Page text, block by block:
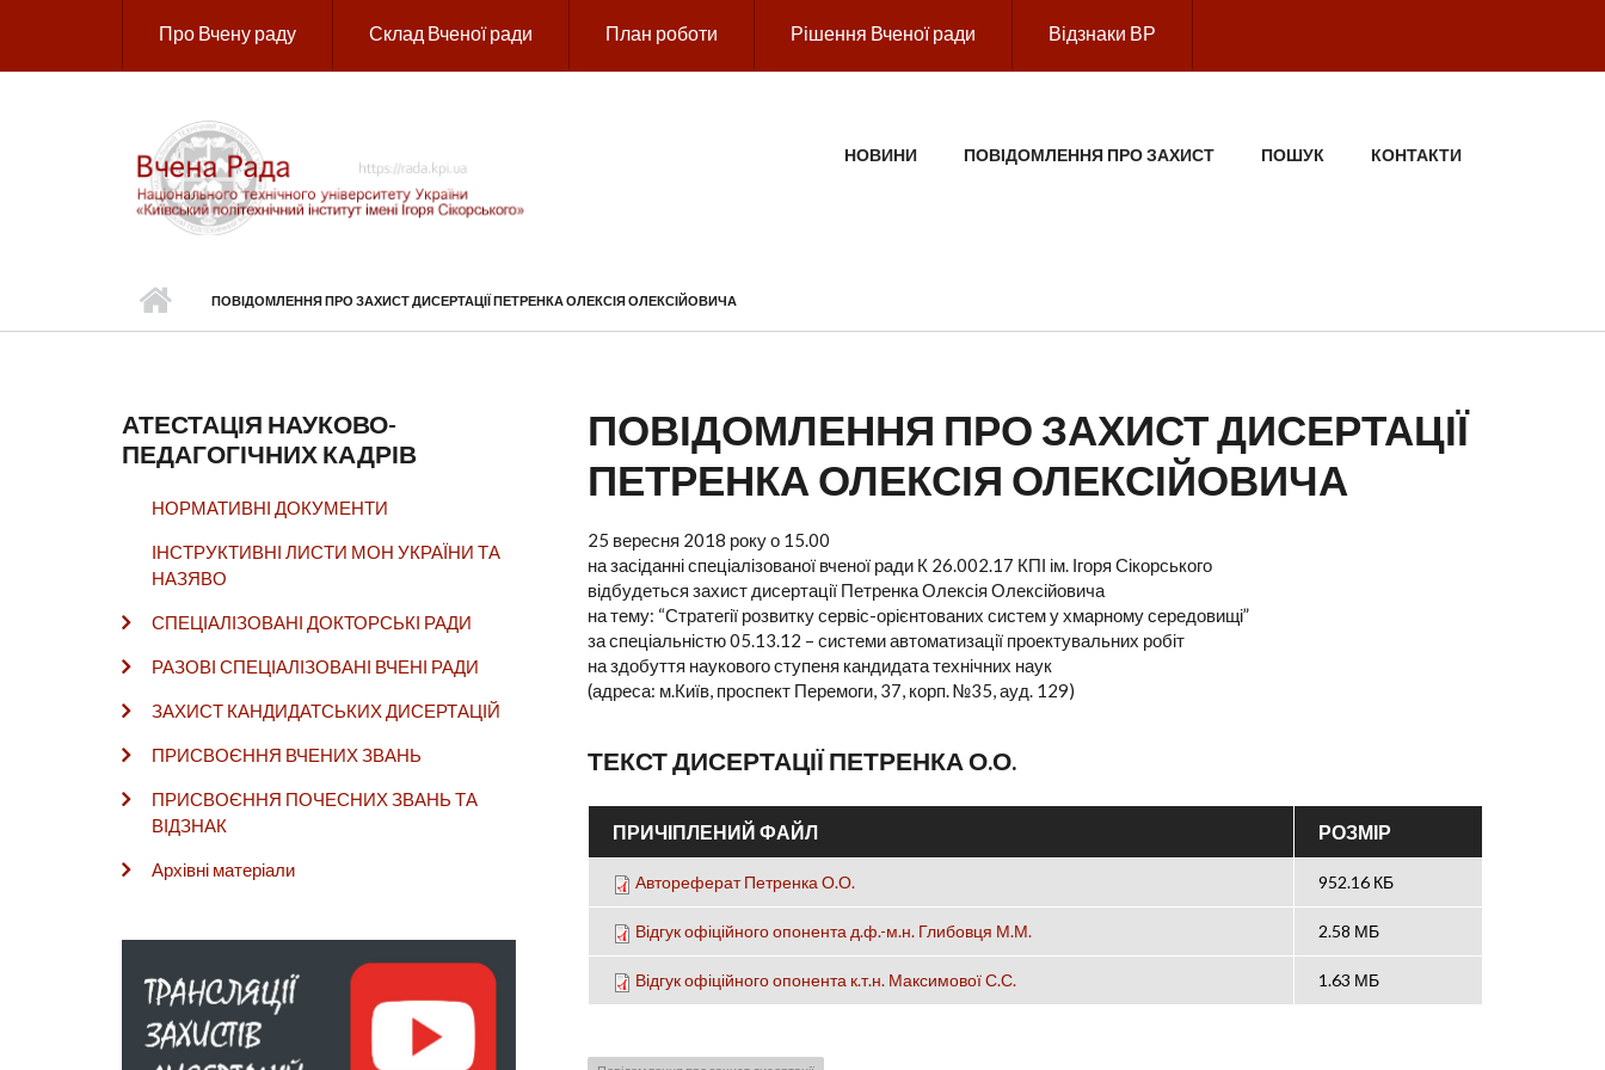
Про Вчену раду Склад Вченої ради План роботи Рішення Вченої ради Відзнаки ВР
ГОЛОВНЕ МЕНЮНОВИНИ ПОВІДОМЛЕННЯ ПРО ЗАХИСТ ПОШУК КОНТАКТИ
ПОВІДОМЛЕННЯ ПРО ЗАХИСТ ДИСЕРТАЦІЇ ПЕТРЕНКА ОЛЕКСІЯ ОЛЕКСІЙОВИЧА
АТЕСТАЦІЯ НАУКОВО-
ПЕДАГОГІЧНИХ КАДРІВ
НОРМАТИВНІ ДОКУМЕНТИ
ІНСТРУКТИВНІ ЛИСТИ МОН УКРАЇНИ ТА
НАЗЯВО
СПЕЦІАЛІЗОВАНІ ДОКТОРСЬКІ РАДИ
РАЗОВІ СПЕЦІАЛІЗОВАНІ ВЧЕНІ РАДИ
ЗАХИСТ КАНДИДАТСЬКИХ ДИСЕРТАЦІЙ
ПРИСВОЄННЯ ВЧЕНИХ ЗВАНЬ
ПРИСВОЄННЯ ПОЧЕСНИХ ЗВАНЬ ТА
ВІДЗНАК
Архівні матеріали
ПОВІДОМЛЕННЯ ПРО ЗАХИСТ ДИСЕРТАЦІЇ
ПЕТРЕНКА ОЛЕКСІЯ ОЛЕКСІЙОВИЧА
25 вересня 2018 року о 15.00
на засіданні спеціалізованої вченої ради К 26.002.17 КПІ ім. Ігоря Сікорського
відбудеться захист дисертації Петренка Олексія Олексійовича
на тему: “Стратегії розвитку сервіс-орієнтованих систем у хмарному середовищі”
за спеціальністю 05.13.12 – системи автоматизації проектувальних робіт
на здобуття наукового ступеня кандидата технічних наук
(адреса: м.Київ, проспект Перемоги, 37, корп. №35, ауд. 129)
ТЕКСТ ДИСЕРТАЦІЇ ПЕТРЕНКА О.О.
ПРИЧІПЛЕНИЙ ФАЙЛ РОЗМІР
Автореферат Петренка О.О. 952.16 КБ
Відгук офіційного опонента д.ф.-м.н. Глибовця М.М. 2.58 МБ
Відгук офіційного опонента к.т.н. Максимової С.С. 1.63 МБ